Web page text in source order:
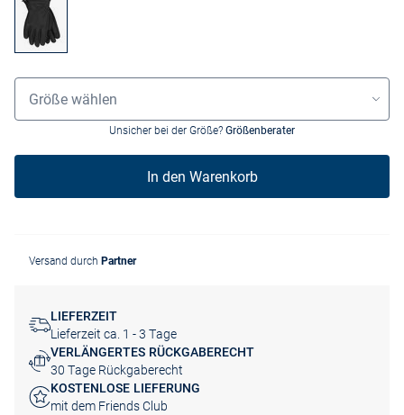
Grössenauswahl
Größe wählen
Unsicher bei der Größe? Größenberater
In den Warenkorb
Versand durch Partner
LIEFERZEIT
Lieferzeit ca. 1 - 3 Tage
VERLÄNGERTES RÜCKGABERECHT
30 Tage Rückgaberecht
KOSTENLOSE LIEFERUNG
mit dem Friends Club